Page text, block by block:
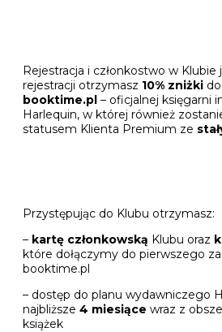
Rejestracja i członkostwo w Klubie
rejestracji otrzymasz 10% zniżki
booktime.pl – oficjalnej księgarni
Harlequin, w której również
statusem Klienta Premium ze
Przystępując do Klubu otrzymasz:
– kartę członkowską Klubu oraz
które dołączymy do pierwszego
booktime.pl
– dostęp do planu wydawniczego
najbliższe 4 miesiące wraz z
książek